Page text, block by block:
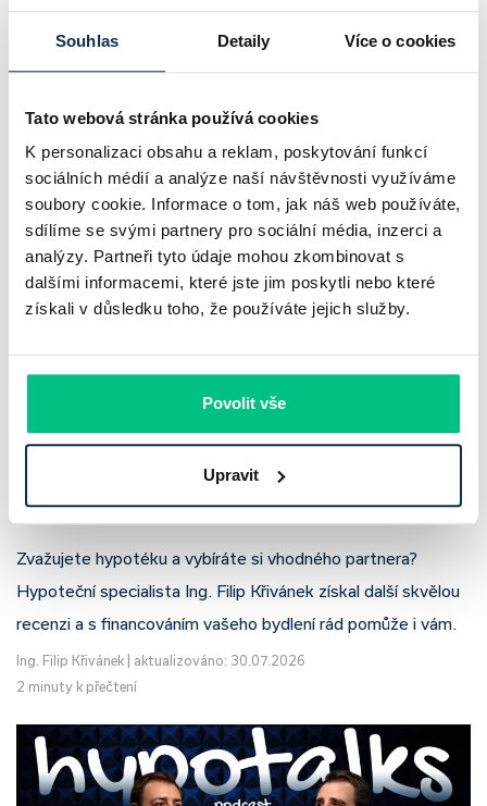
Souhlas Detaily Více o cookies
Tato webová stránka používá cookies
K personalizaci obsahu a reklam, poskytování funkcí
sociálních médií a analýze naší návštěvnosti využíváme
soubory cookie. Informace o tom, jak náš web používáte,
sdílíme se svými partnery pro sociální média, inzerci a
analýzy. Partneři tyto údaje mohou zkombinovat s
dalšími informacemi, které jste jim poskytli nebo které
získali v důsledku toho, že používáte jejich služby.
Povolit vše
Upravit
rostly úvěry a…
Pavel Pohanka aktualizováno: 31.07.2026
Recenze - hypoteční specialista: Ing.
Filip Křivánek, klient: Tomáš B.
Zvažujete hypotéku a vybíráte si vhodného partnera?
Hypoteční specialista Ing. Filip Křivánek získal další skvělou
recenzi a s financováním vašeho bydlení rád pomůže i vám.
Ing. Filip Křivánek
aktualizováno: 30.07.2026
2 minuty k přečtení